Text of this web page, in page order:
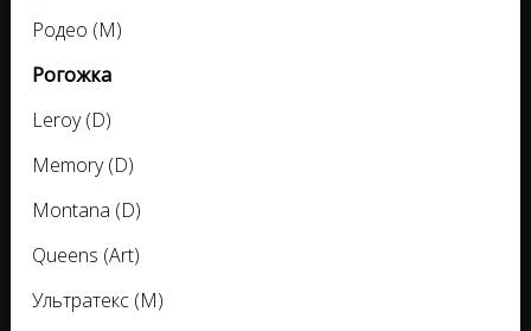
Родео (M)
Рогожка
Leroy (D)
Memory (D)
Montana (D)
Queens (Art)
Ультратекс (M)